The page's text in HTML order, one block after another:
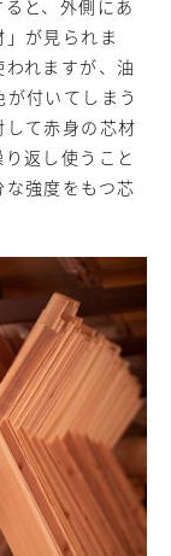
と、外側にあ
が見られま
れますが、油
付いてしまう
て赤身の芯材
返し使うこと
強度をもつ芯